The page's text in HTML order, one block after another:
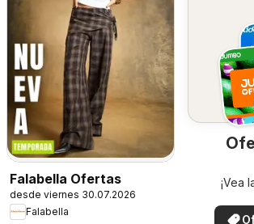
Falabella Ofertas
desde viernes 30.07.2026
Falabella
¡Vea